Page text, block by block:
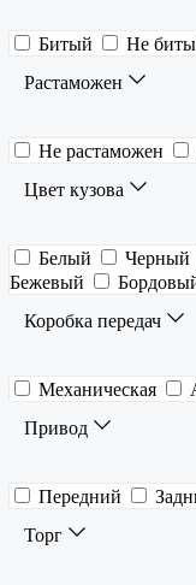
Битый Не
Растаможен
Не растаможен
Цвет кузова
Белый Черный
Бежевый
Коробка передач
Механическая
Привод
Передний
Торг